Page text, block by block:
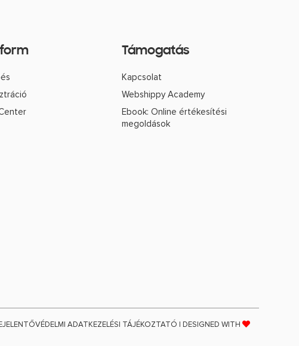
Támogatás
Kapcsolat
Webshippy Academy
Ebook: Online értékesítési
megoldások
ADATKEZELÉSI TÁJÉKOZTATÓ | DESIGNED WITH